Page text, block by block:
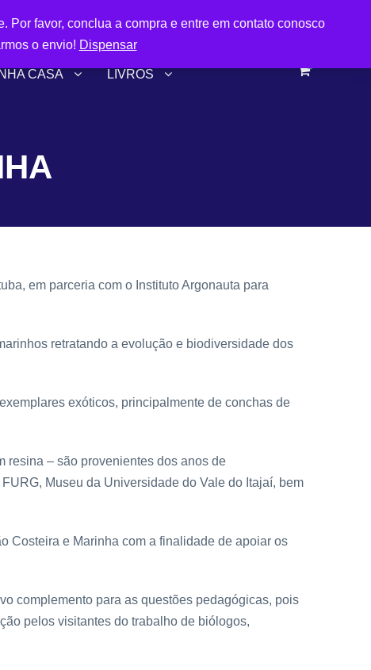
FRETE GRÁTIS A PARTIR DE R$299,90
CASA LIVROS
em parceria com o Instituto Argonauta para
retratando a evolução e biodiversidade dos
exóticos, principalmente de conchas de
resina – são provenientes dos anos de
Museu da Universidade do Vale do Itajaí, bem
Costeira e Marinha com a finalidade de apoiar os
complemento para as questões pedagógicas, pois
pelos visitantes do trabalho de biólogos,
favor, conclua a compra e entre em contato conosco
o envio! Dispensar